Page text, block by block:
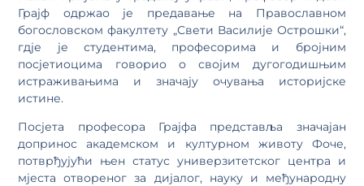
Грајф одржао је предавање на Православном
богословском факултету „Свети Василије Острошки“,
гдје је студентима, професорима и бројним
посјетиоцима говорио о својим дугогодишњим
истраживањима и значају очувања историјске
истине.
Посјета професора Грајфа представља значајан
допринос академском и културном животу Фоче,
потврђујући њен статус универзитетског центра и
мјеста отвореног за дијалог, науку и међународну